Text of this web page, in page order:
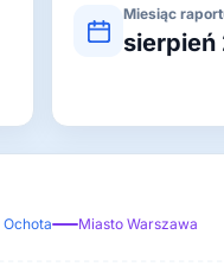
Miesiąc
sierpień
Miasto Warszawa